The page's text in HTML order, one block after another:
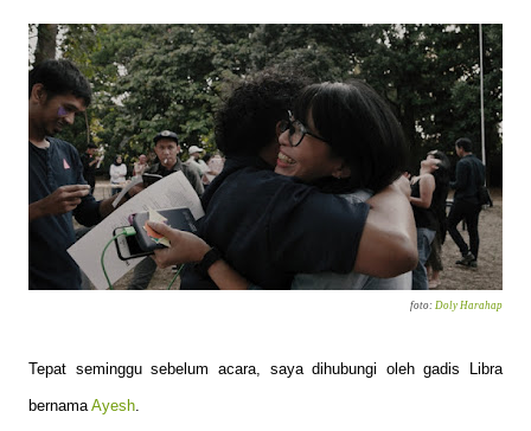
foto: Doly Harahap
Tepat seminggu sebelum acara, saya dihubungi oleh gadis Libra
bernamaAyesh.